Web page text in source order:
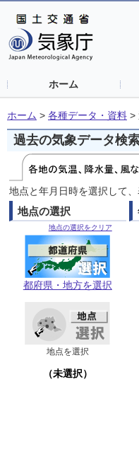
ホーム
ホーム > 各種データ・資料 >
過去の気象データ検
地点と年月日時を選択して
地点の選択
地点の選択をクリア
都府県・地方を選択
地点を選択
（未選択）